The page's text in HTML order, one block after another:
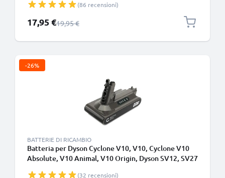
aspiratore
(86 recensioni)
Prezzo speciale
17,95 €Prezzo normale
19,95 €
-26%
BATTERIE DI RICAMBIO
Batteria per Dyson Cyclone V10, V10, Cyclone V10
Absolute, V10 Animal, V10 Origin, Dyson SV12, SV27
(32 recensioni)